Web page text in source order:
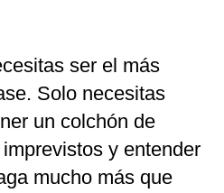
ser el más
Solo necesitas
un colchón de
y entender
mucho más que